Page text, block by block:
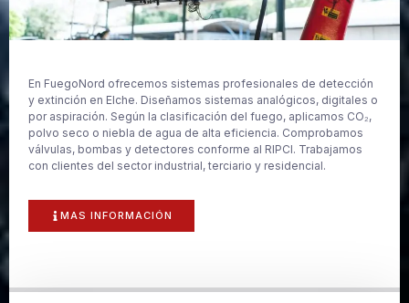
En FuegoNord ofrecemos sistemas profesionales de detección
y extinción en Elche. Diseñamos sistemas analógicos, digitales o
por aspiración. Según la clasificación del fuego, aplicamos CO₂,
polvo seco o niebla de agua de alta eficiencia. Comprobamos
válvulas, bombas y detectores conforme al RIPCI. Trabajamos
con clientes del sector industrial, terciario y residencial.
MAS INFORMACIÓN